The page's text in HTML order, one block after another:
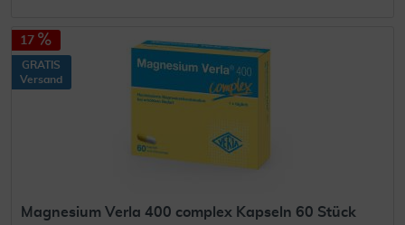
17
GRATIS
Versand
Magnesium Verla 400 complex Kapseln 60 Stück